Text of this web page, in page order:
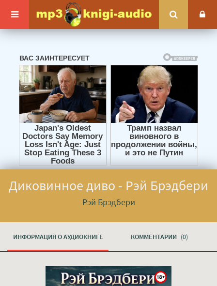
Диковинное диво - Рэй Брэдбери
Рэй Брэдбери
ИНФОРМАЦИЯ О АУДИОКНИГЕ КОММЕНТАРИИ (0)